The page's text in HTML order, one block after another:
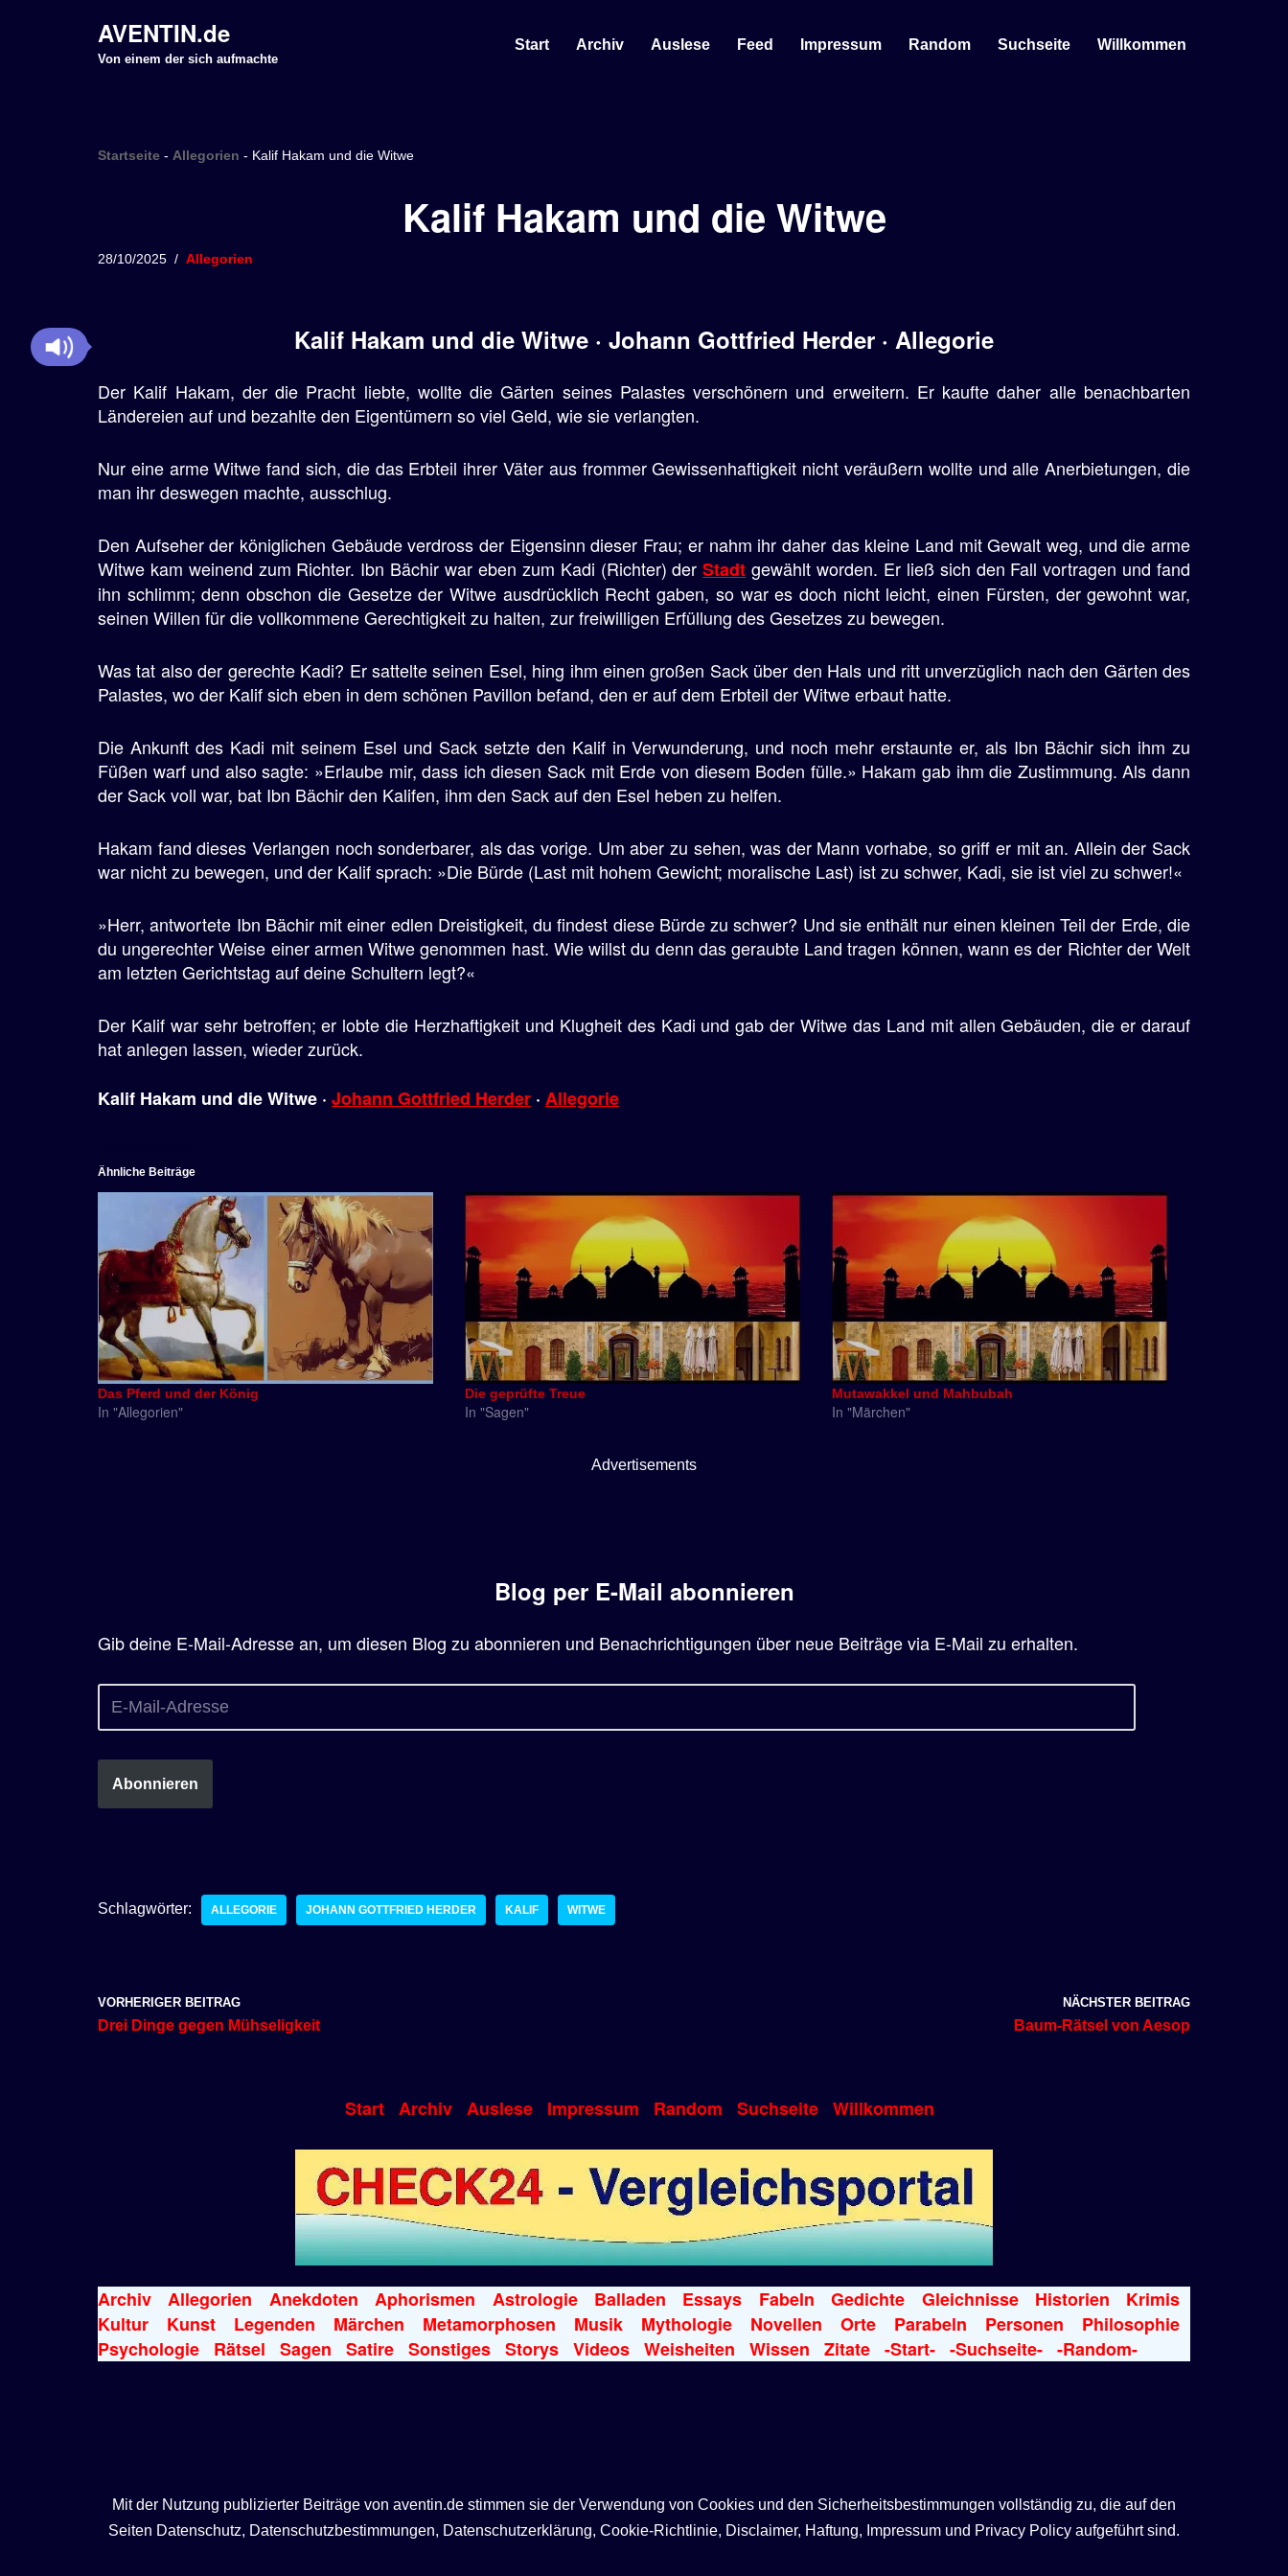
AVENTIN.de
Von einem der sich aufmachte
Start Archiv Auslese Feed Impressum Random Suchseite Willkommen
Startseite - Allegorien - Kalif Hakam und die Witwe
Kalif Hakam und die Witwe
28/10/2025 Allegorien
Kalif Hakam und die Witwe · Johann Gottfried Herder · Allegorie
Der Kalif Hakam, der die Pracht liebte, wollte die Gärten seines Palastes verschönern und erweitern. Er kaufte daher alle benachbarten
Ländereien auf und bezahlte den Eigentümern so viel Geld, wie sie verlangten.
Nur eine arme Witwe fand sich, die das Erbteil ihrer Väter aus frommer Gewissenhaftigkeit nicht veräußern wollte und alle Anerbietungen, die
man ihr deswegen machte, ausschlug.
Den Aufseher der königlichen Gebäude verdross der Eigensinn dieser Frau; er nahm ihr daher das kleine Land mit Gewalt weg, und die arme
Witwe kam weinend zum Richter. Ibn Bächir war eben zum Kadi (Richter) derStadt gewählt worden. Er ließ sich den Fall vortragen und fand
ihn schlimm; denn obschon die Gesetze der Witwe ausdrücklich Recht gaben, so war es doch nicht leicht, einen Fürsten, der gewohnt war,
seinen Willen für die vollkommene Gerechtigkeit zu halten, zur freiwilligen Erfüllung des Gesetzes zu bewegen.
Was tat also der gerechte Kadi? Er sattelte seinen Esel, hing ihm einen großen Sack über den Hals und ritt unverzüglich nach den Gärten des
Palastes, wo der Kalif sich eben in dem schönen Pavillon befand, den er auf dem Erbteil der Witwe erbaut hatte.
Die Ankunft des Kadi mit seinem Esel und Sack setzte den Kalif in Verwunderung, und noch mehr erstaunte er, als Ibn Bächir sich ihm zu
Füßen warf und also sagte: »Erlaube mir, dass ich diesen Sack mit Erde von diesem Boden fülle.» Hakam gab ihm die Zustimmung. Als dann
der Sack voll war, bat Ibn Bächir den Kalifen, ihm den Sack auf den Esel heben zu helfen.
Hakam fand dieses Verlangen noch sonderbarer, als das vorige. Um aber zu sehen, was der Mann vorhabe, so griff er mit an. Allein der Sack
war nicht zu bewegen, und der Kalif sprach: »Die Bürde (Last mit hohem Gewicht; moralische Last) ist zu schwer, Kadi, sie ist viel zu schwer!«
»Herr, antwortete Ibn Bächir mit einer edlen Dreistigkeit, du findest diese Bürde zu schwer? Und sie enthält nur einen kleinen Teil der Erde, die
du ungerechter Weise einer armen Witwe genommen hast. Wie willst du denn das geraubte Land tragen können, wann es der Richter der Welt
am letzten Gerichtstag auf deine Schultern legt?«
Der Kalif war sehr betroffen; er lobte die Herzhaftigkeit und Klugheit des Kadi und gab der Witwe das Land mit allen Gebäuden, die er darauf
hat anlegen lassen, wieder zurück.
Kalif Hakam und die Witwe · Johann Gottfried Herder · Allegorie
Ähnliche Beiträge
Das Pferd und der König
In "Allegorien"
Die geprüfte Treue
In "Sagen"
Mutawakkel und Mahbubah
In "Märchen"
Advertisements
Blog per E-Mail abonnieren
Gib deine E-Mail-Adresse an, um diesen Blog zu abonnieren und Benachrichtigungen über neue Beiträge via E-Mail zu erhalten.
Abonnieren
Schlagwörter: ALLEGORIE JOHANN GOTTFRIED HERDER KALIF WITWE
VORHERIGER BEITRAG
Drei Dinge gegen Mühseligkeit
NÄCHSTER BEITRAG
Baum-Rätsel von Aesop
Start Archiv Auslese Impressum Random Suchseite Willkommen
Archiv Allegorien Anekdoten Aphorismen Astrologie Balladen Essays Fabeln Gedichte Gleichnisse Historien
Krimis
Kultur
Kunst Legenden Märchen Metamorphosen Musik Mythologie Novellen Orte Parabeln Personen
Philosophie
Psychologie
Rätsel Sagen Satire Sonstiges Storys Videos Weisheiten Wissen Zitate -Start- -Suchseite- -Random-
Mit der Nutzung publizierter Beiträge von aventin.de stimmen sie der Verwendung von Cookies und den Sicherheitsbestimmungen vollständig zu, die auf den
Seiten Datenschutz, Datenschutzbestimmungen, Datenschutzerklärung, Cookie-Richtlinie, Disclaimer, Haftung, Impressum und Privacy Policy aufgeführt sind.